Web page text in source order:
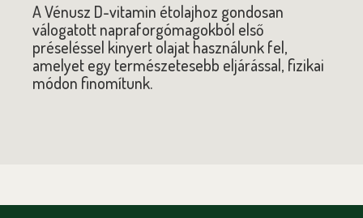
A Vénusz D-vitamin étolajhoz gondosan
válogatott napraforgómagokból első
préseléssel kinyert olajat használunk fel,
amelyet egy természetesebb eljárással, fizikai
módon finomítunk.